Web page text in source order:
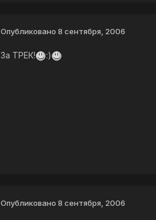
Опубликовано 8 сентября, 2006
За ТРЕК! :)
Опубликовано 8 сентября, 2006